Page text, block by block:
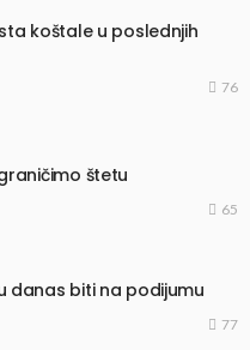
koštale u poslednjih
76
štetu
65
danas biti na podijumu
77